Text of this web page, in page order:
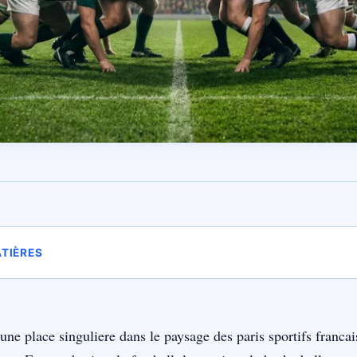
place singuliere dans le paysage des paris sportifs